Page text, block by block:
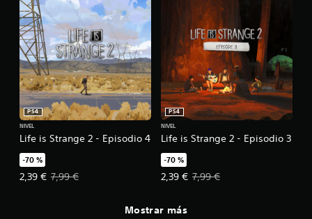
Life is Strange 2 - Episodio 4
PS4
NIVEL
-70 %
2,39 €
Precio de la oferta: 2,39 €. Precio original: 7,99 €.
7,99 €
Life is Strange 2 - Episodio 3
PS4
NIVEL
-70 %
2,39 €
Precio de la oferta: 2,39 €.
7,99 €
Mostrar más